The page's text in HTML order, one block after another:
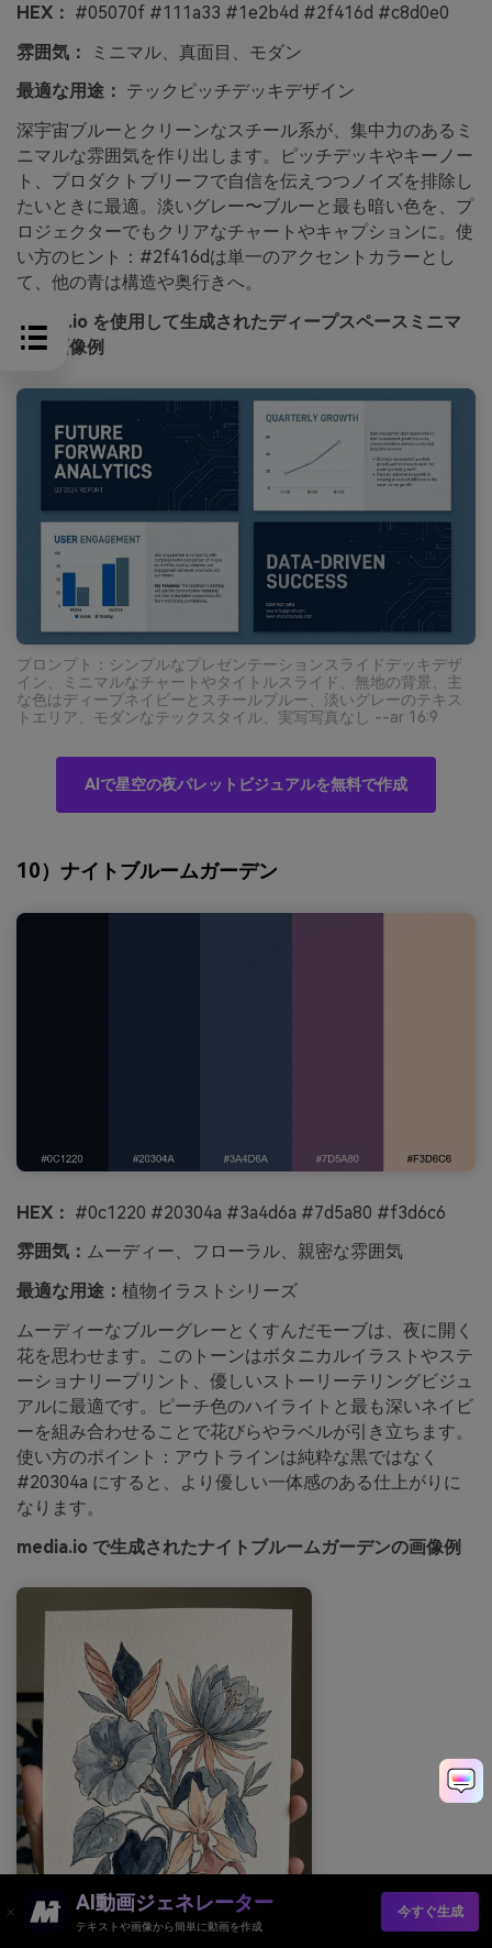
HEX： #05070f #111a33 #1e2b4d #2f416d #c8d0e0
雰囲気：
ミニマル、真面目、モダン
最適な用途： テックピッチデッキデザイン
深宇宙ブルーとクリーンなスチール系が、集中力のあるミ
ニマルな雰囲気を作り出します。ピッチデッキやキーノー
ト、プロダクトブリーフで自信を伝えつつノイズを排除し
たいときに最適。淡いグレー〜ブルーと最も暗い色を、プ
ロジェクターでもクリアなチャートやキャプションに。使
い方のヒント：#2f416dは単一のアクセントカラーとし
て、他の青は構造や奥行きへ。
media.io を使用して生成されたディープスペースミニマ
ルの画像例
プロンプト：シンプルなプレゼンテーションスライドデッキデザ
イン、ミニマルなチャートやタイトルスライド、無地の背景、主
な色はディープネイビーとスチールブルー、淡いグレーのテキス
トエリア、モダンなテックスタイル、実写写真なし --ar 16:9
AIで星空の夜パレットビジュアルを無料で作成
10）ナイトブルームガーデン
HEX： #0c1220 #20304a #3a4d6a #7d5a80 #f3d6c6
雰囲気： ムーディー、フローラル、親密な雰囲気
最適な用途： 植物イラストシリーズ
ムーディーなブルーグレーとくすんだモーブは、夜に開く
花を思わせます。このトーンはボタニカルイラストやステ
ーショナリープリント、優しいストーリーテリングビジュ
アルに最適です。ピーチ色のハイライトと最も深いネイビ
ーを組み合わせることで花びらやラベルが引き立ちます。
使い方のポイント：アウトラインは純粋な黒ではなく
#20304a にすると、より優しい一体感のある仕上がりに
なります。
media.io で生成されたナイトブルームガーデンの画像例
AI動画ジェネレーター
テキストや画像から簡単に動画を作成
今すぐ生成